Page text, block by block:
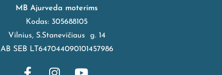
MB Ajurveda moterims
Kodas: 305688105
Vilnius, S.Stanevičiaus g. 14
AB SEB LT647044090101457986